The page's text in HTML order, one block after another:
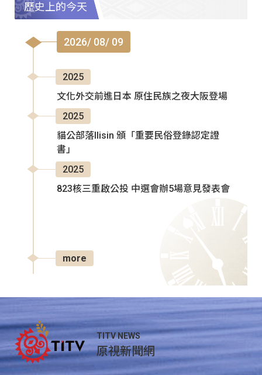
歷史上的今天
2026/ 08/ 09
2025
文化外交前進日本 原住民族之夜大阪登場
2025
貓公部落Ilisin 頒「重要民俗登錄認定證
書」
2025
823核三重啟公投 中選會辦5場意見發表會
more
TITV NEWS
原視新聞網